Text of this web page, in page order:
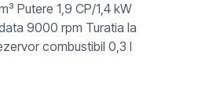
Putere 1,9 CP/1,4 kW
9000 rpm Turatia la
combustibil 0,3 l